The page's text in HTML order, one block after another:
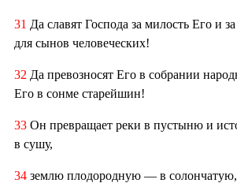
31 Да славят Господа за милость Его и
для сынов человеческих!
32 Да превозносят Его в собрании
Его в сонме старейшин!
33 Он превращает реки в пустыню и
в сушу,
34 землю плодородную — в солончатую,